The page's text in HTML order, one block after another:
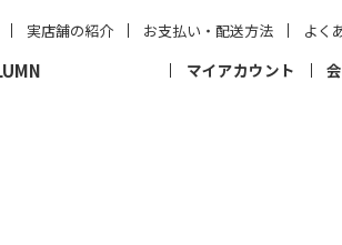
実店舗の紹介 お支払い・配送方法 よく
マイアカウント